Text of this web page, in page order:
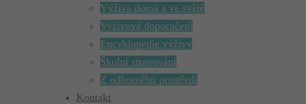
Výživa doma a ve světě
Vyživová doporučení
Encyklopedie výživy
Školní stravování
Z odborného prostředí
Kontakt